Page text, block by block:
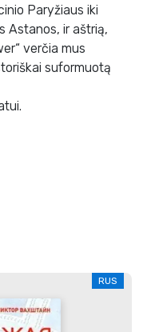
Paryžiaus iki
Astanos, ir aštrią,
verčia mus
suformuotą
RUS